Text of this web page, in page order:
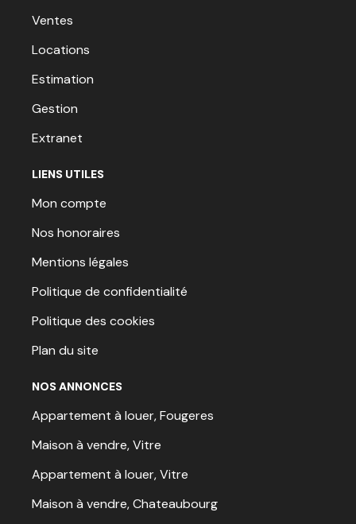
Ventes
Locations
Estimation
Gestion
Extranet
LIENS UTILES
Mon compte
Nos honoraires
Mentions légales
Politique de confidentialité
Politique des cookies
Plan du site
NOS ANNONCES
Appartement à louer, Fougeres
Maison à vendre, Vitre
Appartement à louer, Vitre
Maison à vendre, Chateaubourg